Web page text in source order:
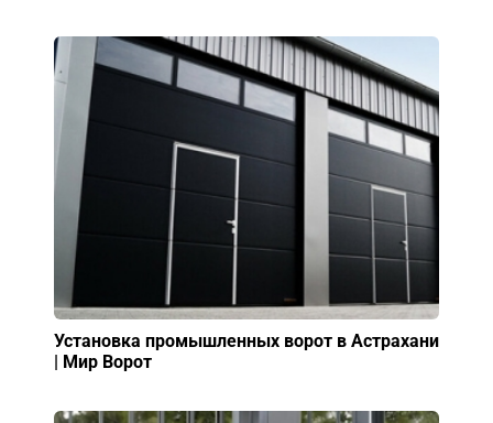
Установка промышленных ворот в Астрахани
| Мир Ворот